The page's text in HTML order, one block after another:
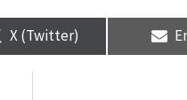
X (Twitter)